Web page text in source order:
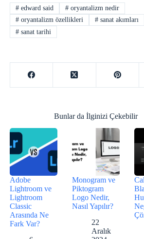
#edward said #oryantalizm nedir
#oryantalizm özellikleri #sanat akımları
#sanat tarihi
Bunlar da İlginizi Çekebilir
Adobe
Lightroom ve
Lightroom
Classic
Arasında Ne
Fark Var?
Monogram ve
Piktogram
Logo Nedir,
Nasıl Yapılır?
22
Aralık